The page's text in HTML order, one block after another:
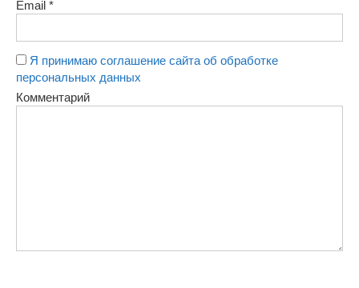
Email *
Я принимаю соглашение сайта об обработке
персональных данных
Комментарий